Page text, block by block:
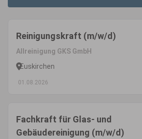
Reinigungskraft (m/w/d)
Allreinigung GKS GmbH
Euskirchen
01.08.2026
Fachkraft für Glas- und
Gebäudereinigung (m/w/d)